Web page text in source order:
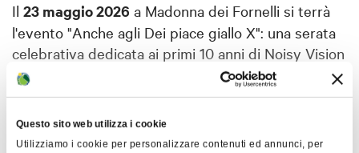
Questo sito web utilizza i cookie
Utilizziamo i cookie per personalizzare contenuti ed annunci, per
Il 23 maggio 2026 a Madonna dei Fornelli si terrà
l'evento "Anche agli Dei piace giallo X": una serata
celebrativa dedicata ai primi 10 anni di Noisy Vision
(associazione senza scopo di lucro che si occupa di
inclusione e valorizzazione delle capacità di
persone con disabilità visive e/o uditive) sulla Via
degli Dei.
Mostra altro